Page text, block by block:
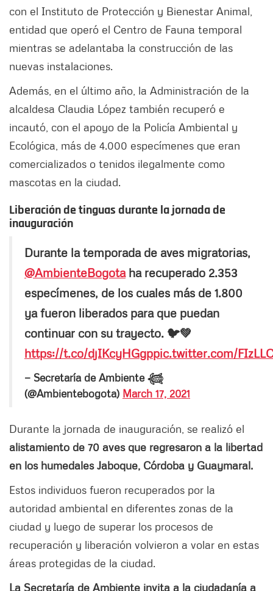
con el Instituto de Protección y Bienestar Animal,
entidad que operó el Centro de Fauna temporal
mientras se adelantaba la construcción de las
nuevas instalaciones.
Además, en el último año, la Administración de la
alcaldesa Claudia López también recuperó e
incautó, con el apoyo de la Policía Ambiental y
Ecológica, más de 4.000 especímenes que eran
comercializados o tenidos ilegalmente como
mascotas en la ciudad.
Liberación de tinguas durante la jornada de
inauguración
Durante la temporada de aves migratorias,
@AmbienteBogota ha recuperado 2.353
especímenes, de los cuales más de 1.800
ya fueron liberados para que puedan
continuar con su trayecto. 🐦💚
https://t.co/djIKcyHGgppic.twitter.com/
— Secretaría de Ambiente 𓆉
(@Ambientebogota) March 17, 2021
Durante la jornada de inauguración, se realizó el
alistamiento de 70 aves que regresaron a la libertad
en los humedales Jaboque, Córdoba y Guaymaral.
Estos individuos fueron recuperados por la
autoridad ambiental en diferentes zonas de la
ciudad y luego de superar los procesos de
recuperación y liberación volvieron a volar en estas
áreas protegidas de la ciudad.
La Secretaría de Ambiente invita a la ciudadanía a